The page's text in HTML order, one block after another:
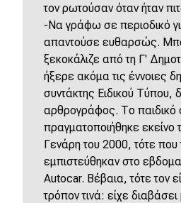
τον ρωτούσαν όταν ήταν
-Να γράφω σε περιοδικό
απαντούσε ευθαρσώς.
ξεκοκάλιζε από τη Γ'
ήξερε ακόμα τις έννοιες
συντάκτης Ειδικού Τύπου,
αρθρογράφος. Το παιδικό
πραγματοποιήθηκε εκείνο
Γενάρη του 2000, τότε που
εμπιστεύθηκαν στο
Autocar. Βέβαια, τότε τον
τρόπον τινά: είχε διαβάσει